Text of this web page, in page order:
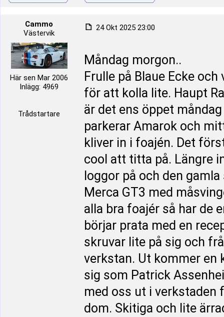
Cammo
Västervik
Här sen Mar 2006
Inlägg: 4969
Trådstartare
24 Okt 2025 23:00
Måndag morgon..
Frulle på Blaue Ecke
för att kolla lite. Haupt
är det ens öppet
parkerar Amarok och
kliver in i foajén. Det
cool att titta på. Längre
loggor på och den
Merca GT3 med
alla bra foajér så har de
börjar prata med en
skruvar lite på sig och
verkstan. Ut kommer en
sig som Patrick
med oss ut i verkstaden
dom. Skitiga och lite